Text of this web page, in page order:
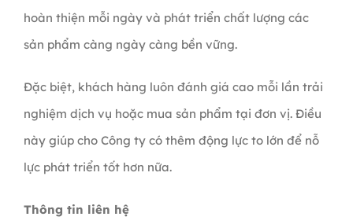
hoàn thiện mỗi ngày và phát triển chất lượng các
sản phẩm càng ngày càng bền vững.
Đặc biệt, khách hàng luôn đánh giá cao mỗi lần trải
nghiệm dịch vụ hoặc mua sản phẩm tại đơn vị. Điều
này giúp cho Công ty có thêm động lực to lớn để nỗ
lực phát triển tốt hơn nữa.
Thông tin liên hệ